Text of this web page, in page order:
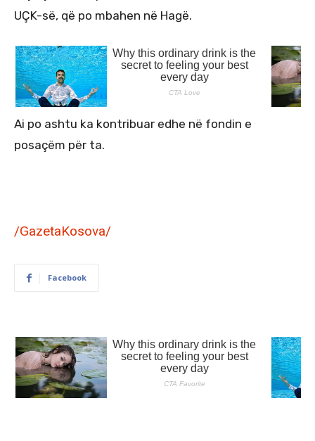
UÇK-së, që po mbahen në Hagë.
Ai po ashtu ka kontribuar edhe në fondin e
posaçëm për ta.
/GazetaKosova/
Facebook